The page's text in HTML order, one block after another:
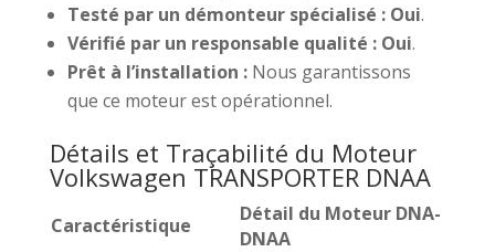
Testé par un démonteur spécialisé : Oui.
Vérifié par un responsable qualité : Oui.
Prêt à l’installation :Nous garantissons
que ce moteur est opérationnel.
Détails et Traçabilité du Moteur
Volkswagen TRANSPORTER DNAA
Caractéristique
Détail du Moteur DNA-
DNAA